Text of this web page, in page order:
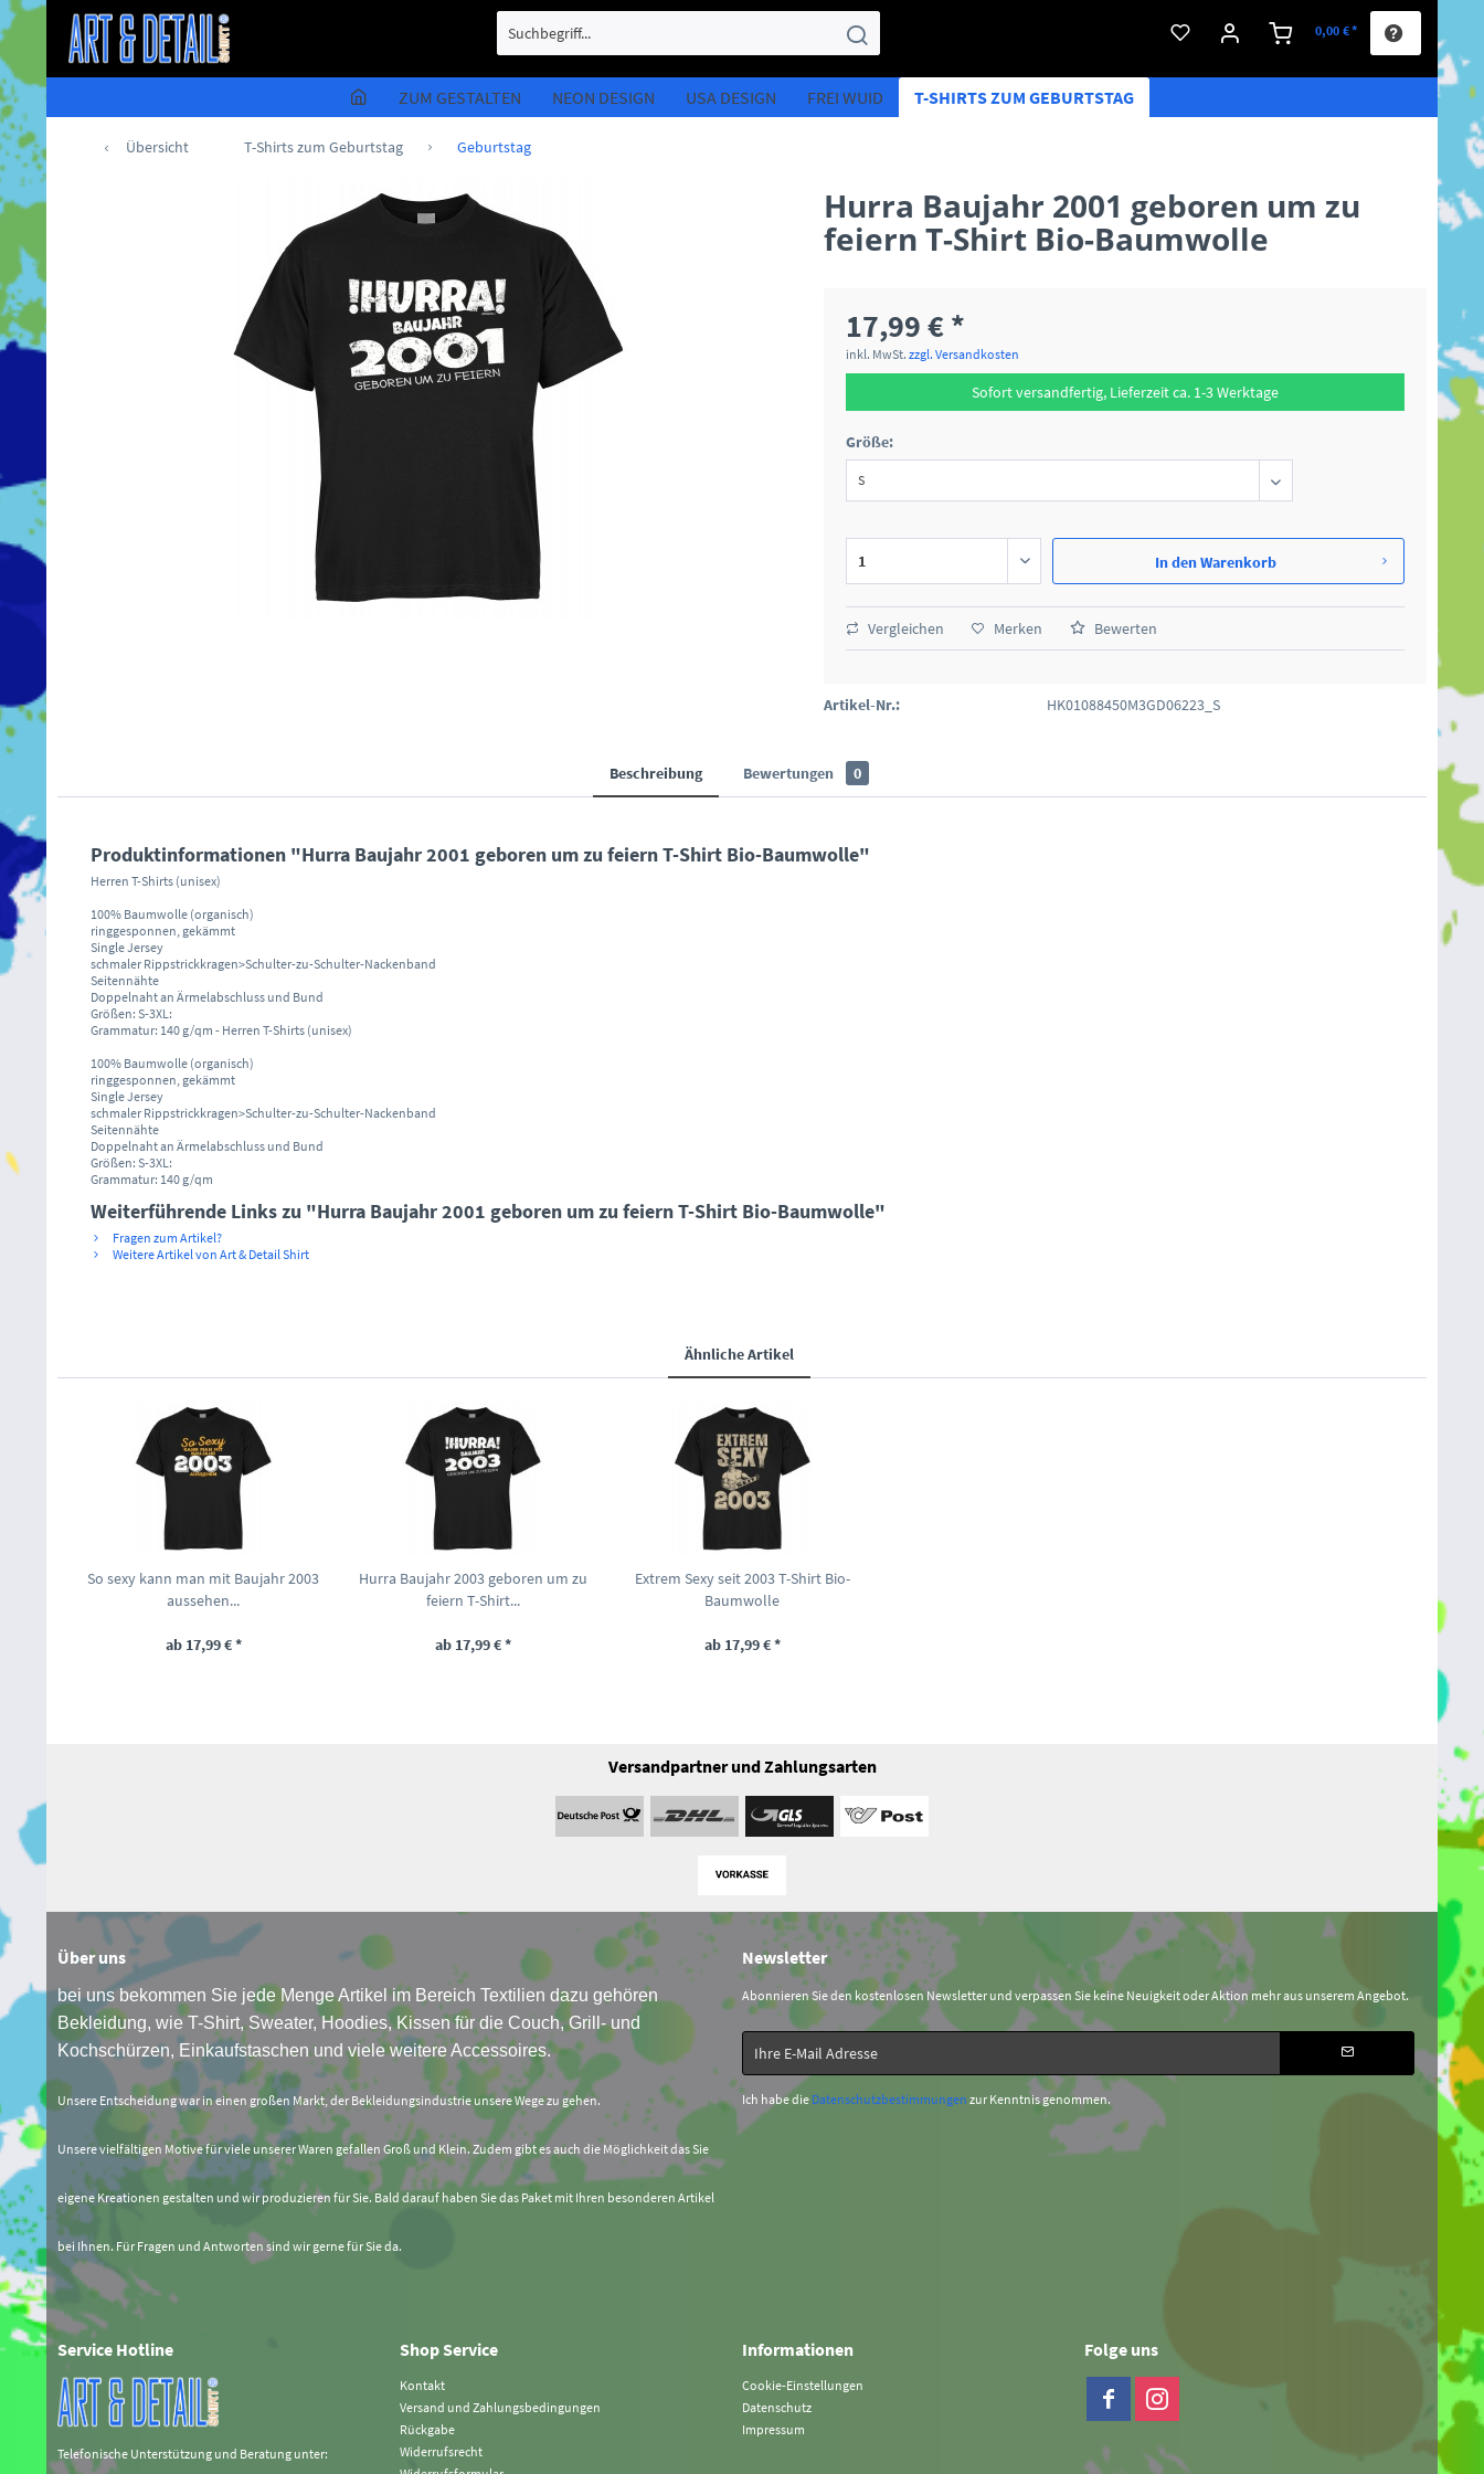
0,00 € *
ZUM GESTALTEN NEON DESIGN USA DESIGN FREI WUID T-SHIRTS ZUM GEBURTSTAG
Übersicht T-Shirts zum Geburtstag Geburtstag
Hurra Baujahr 2001 geboren um zu
feiern T-Shirt Bio-Baumwolle
17,99 € *
inkl. MwSt.zzgl. Versandkosten
Sofort versandfertig, Lieferzeit ca. 1-3 Werktage
Größe:
In denWarenkorb
Vergleichen Merken Bewerten
Artikel-Nr.: HK01088450M3GD06223_S
Beschreibung Bewertungen 0
Produktinformationen "Hurra Baujahr 2001 geboren um zu feiern T-Shirt Bio-Baumwolle"
Herren T-Shirts (unisex)
100% Baumwolle (organisch)
ringgesponnen, gekämmt
Single Jersey
schmaler Rippstrickkragen>Schulter-zu-Schulter-Nackenband
Seitennähte
Doppelnaht an Ärmelabschluss und Bund
Größen: S-3XL:
Grammatur: 140 g/qm - Herren T-Shirts (unisex)
100% Baumwolle (organisch)
ringgesponnen, gekämmt
Single Jersey
schmaler Rippstrickkragen>Schulter-zu-Schulter-Nackenband
Seitennähte
Doppelnaht an Ärmelabschluss und Bund
Größen: S-3XL:
Grammatur: 140 g/qm
Weiterführende Links zu "Hurra Baujahr 2001 geboren um zu feiern T-Shirt Bio-Baumwolle"
Fragen zum Artikel?
Weitere Artikel von Art & Detail Shirt
Ähnliche Artikel
So sexy kann man mit Baujahr 2003
aussehen...
ab 17,99 € *
Hurra Baujahr 2003 geboren um zu
feiern T-Shirt...
ab 17,99 € *
Extrem Sexy seit 2003 T-Shirt Bio-
Baumwolle
ab 17,99 € *
Versandpartner und Zahlungsarten
Über uns
bei uns bekommen Sie jede Menge Artikel im Bereich Textilien dazu gehören
Bekleidung, wie T-Shirt, Sweater, Hoodies, Kissen für die Couch, Grill- und
Kochschürzen, Einkaufstaschen und viele weitere Accessoires.
Unsere Entscheidung war in einen großen Markt, der Bekleidungsindustrie unsere Wege zu gehen.
Unsere vielfältigen Motive für viele unserer Waren gefallen Groß und Klein. Zudem gibt es auch die Möglichkeit das Sie
eigene Kreationen gestalten und wir produzieren für Sie. Bald darauf haben Sie das Paket mit Ihren besonderen Artikel
bei Ihnen. Für Fragen und Antworten sind wir gerne für Sie da.
Newsletter
Abonnieren Sie den kostenlosen Newsletter und verpassen Sie keine Neuigkeit oder Aktion mehr aus unserem Angebot.
Ich habe die Datenschutzbestimmungen zur Kenntnis genommen.
Service Hotline
Telefonische Unterstützung und Beratung unter:
Shop Service
Kontakt
Versand und Zahlungsbedingungen
Rückgabe
Widerrufsrecht
Informationen
Cookie-Einstellungen
Datenschutz
Impressum
Folge uns